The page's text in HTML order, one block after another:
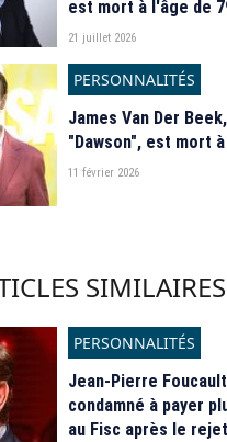
est mort à l'âge de
21 juillet 2026
PERSONNALITÉS
James Van Der
"Dawson", est mort
11 février 2026
SIMILAIRES
PERSONNALITÉS
Jean-Pierre
condamné à payer
au Fisc après le